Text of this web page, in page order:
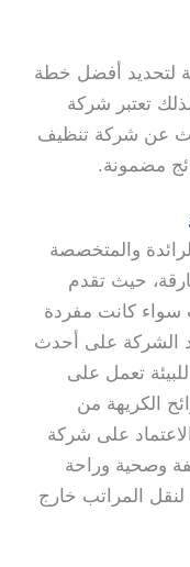
لتحديد أفضل خطة
تعتبر شركة
عن شركة تنظيف
مضمونة.
والمتخصصة
حيث تقدم
سواء كانت مفردة
الشركة على أحدث
تعمل على
الكريهة من
على شركة
وصحية وراحة
لنقل المراتب خارج